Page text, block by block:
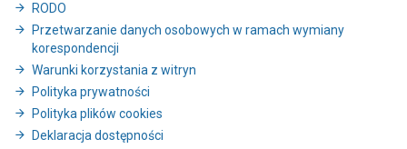
RODO
Przetwarzanie danych osobowych w ramach wymiany
korespondencji
Warunki korzystania z witryn
Polityka prywatności
Polityka plików cookies
Deklaracja dostępności